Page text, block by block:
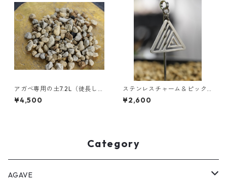
アガベ専用の土7.2L（徒長しに
くいプレミアムブレンド用
土）
¥4,500
ステンレスチャーム＆ピック
セット｜SEEDRIC PLANTS ロ
ゴ｜鉢挿し対応・オールステ
¥2,600
Category
AGAVE